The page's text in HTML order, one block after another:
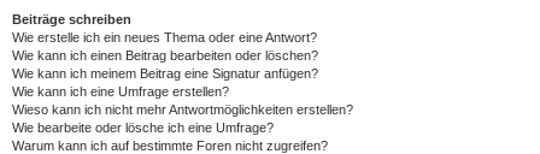
Beiträge schreiben
Wie erstelle ich ein neues Thema oder eine Antwort?
Wie kann ich einen Beitrag bearbeiten oder löschen?
Wie kann ich meinem Beitrag eine Signatur anfügen?
Wie kann ich eine Umfrage erstellen?
Wieso kann ich nicht mehr Antwortmöglichkeiten erstellen?
Wie bearbeite oder lösche ich eine Umfrage?
Warum kann ich auf bestimmte Foren nicht zugreifen?